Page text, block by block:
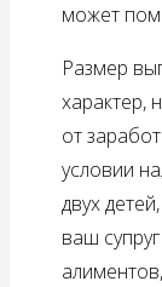
может
Размер
характер,
от
условии
двух
ваш